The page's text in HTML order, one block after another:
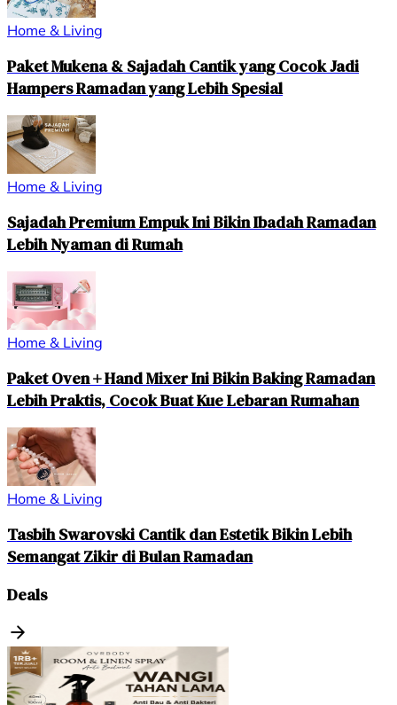
Home & Living
Paket Mukena & Sajadah Cantik yang Cocok Jadi
Hampers Ramadan yang Lebih Spesial
Home & Living
Sajadah Premium Empuk Ini Bikin Ibadah Ramadan
Lebih Nyaman di Rumah
Home & Living
Paket Oven + Hand Mixer Ini Bikin Baking Ramadan
Lebih Praktis, Cocok Buat Kue Lebaran Rumahan
Home & Living
Tasbih Swarovski Cantik dan Estetik Bikin Lebih
Semangat Zikir di Bulan Ramadan
Deals